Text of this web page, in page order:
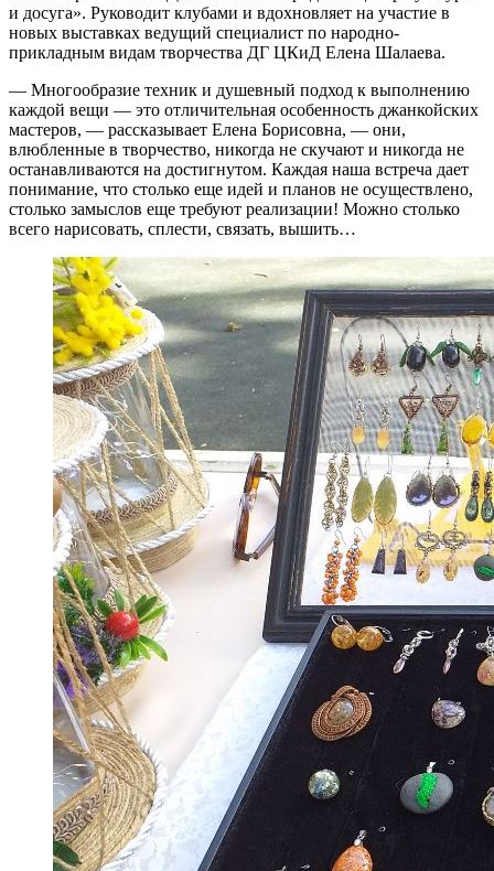
и досуга». Руководит клубами и вдохновляет на участие в
новых выставках ведущий специалист по народно-
прикладным видам творчества ДГ ЦКиД Елена Шалаева.
— Многообразие техник и душевный подход к выполнению
каждой вещи — это отличительная особенность джанкойских
мастеров, — рассказывает Елена Борисовна, — они,
влюбленные в творчество, никогда не скучают и никогда не
останавливаются на достигнутом. Каждая наша встреча дает
понимание, что столько еще идей и планов не осуществлено,
столько замыслов еще требуют реализации! Можно столько
всего нарисовать, сплести, связать, вышить…